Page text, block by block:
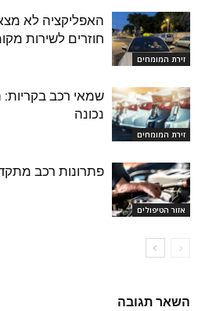
זירת המומחים
האפליקציה לא
חוזרים לשירות
זירת המומחים
שמאי רכב
נכונה
אזור הטיפולים
פתרונות רכב
השאר תגובה